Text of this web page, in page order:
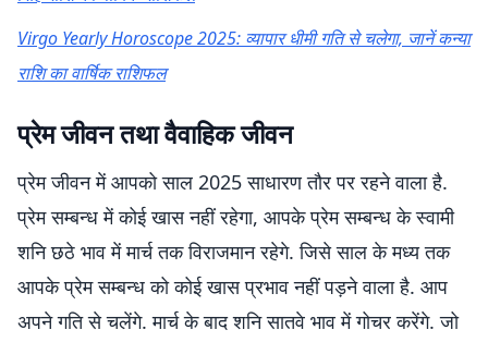
Virgo Yearly Horoscope 2025: व्यापार धीमी गति से चलेगा, जानें कन्या
राशि का वार्षिक राशिफल
प्रेम जीवन तथा वैवाहिक जीवन
प्रेम जीवन में आपको साल 2025 साधारण तौर पर रहने वाला है.
प्रेम सम्बन्ध में कोई खास नहीं रहेगा, आपके प्रेम सम्बन्ध के स्वामी
शनि छठे भाव में मार्च तक विराजमान रहेगे. जिसे साल के मध्य तक
आपके प्रेम सम्बन्ध को कोई खास प्रभाव नहीं पड़ने वाला है. आप
अपने गति से चलेंगे. मार्च के बाद शनि सातवे भाव में गोचर करेंगे. जो